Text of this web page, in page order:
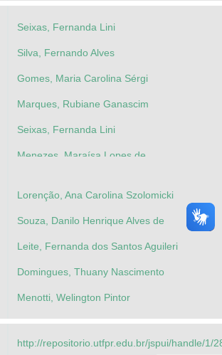
Seixas, Fernanda Lini
Silva, Fernando Alves
Gomes, Maria Carolina Sérgi
Marques, Rubiane Ganascim
Seixas, Fernanda Lini
Menezes, Maraísa Lopes de
Lorenção, Ana Carolina Szolomicki
Souza, Danilo Henrique Alves de
Leite, Fernanda dos Santos Aguileri
Domingues, Thuany Nascimento
Menotti, Welington Pintor
http://repositorio.utfpr.edu.br/jspui/handle/1/